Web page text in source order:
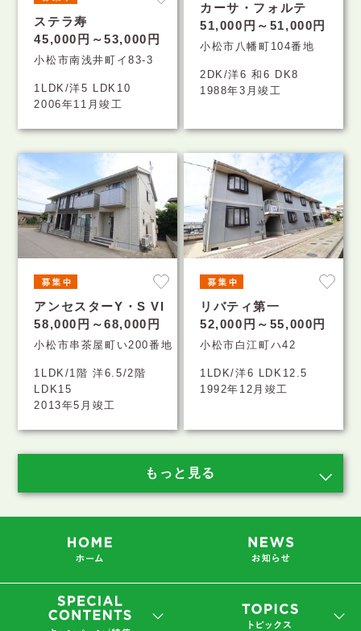
ステラ寿
45,000円～53,000円
小松市南浅井町イ83-3
1LDK/洋5 LDK10
2006年11月竣工
カーサ・フォルテ
51,000円～51,000円
小松市八幡町104番地
2DK/洋6 和6 DK8
1988年3月竣工
アンセスターY・S VI
58,000円～68,000円
小松市串茶屋町い200番地
1LDK/1階 洋6.5/2階
LDK15
2013年5月竣工
リバティ第一
52,000円～55,000円
小松市白江町ハ42
1LDK/洋6 LDK12.5
1992年12月竣工